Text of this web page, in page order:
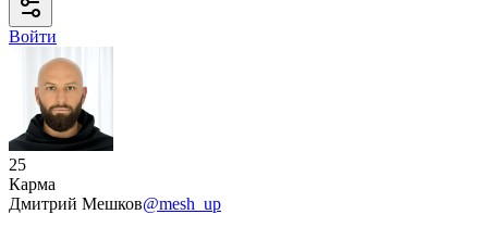
Войти
25
Карма
Дмитрий Мешков@mesh_up